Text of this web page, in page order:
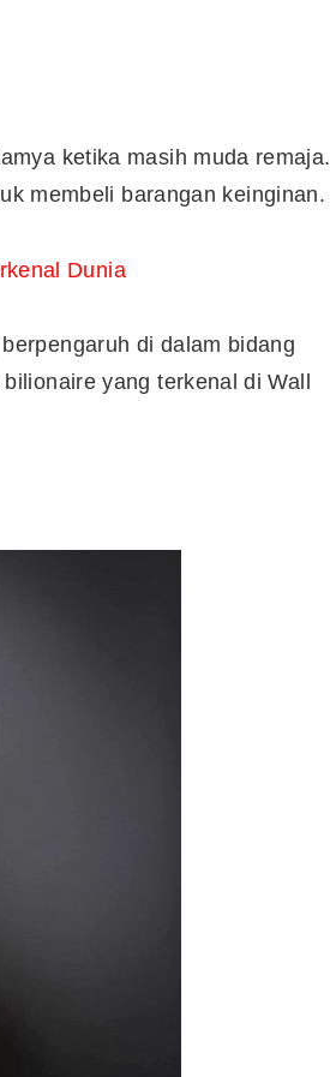
ketika masih muda remaja.
membeli barangan keinginan.
Dunia
di dalam bidang
yang terkenal di Wall